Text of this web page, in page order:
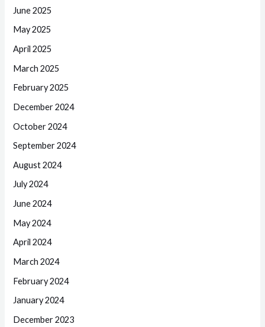
June 2025
May 2025
April 2025
March 2025
February 2025
December 2024
October 2024
September 2024
August 2024
July 2024
June 2024
May 2024
April 2024
March 2024
February 2024
January 2024
December 2023